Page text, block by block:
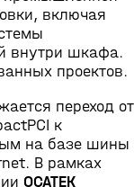
включая
внутри шкафа.
проектов.
переход от
к
на базе шины
В рамках
ОСАТЕК